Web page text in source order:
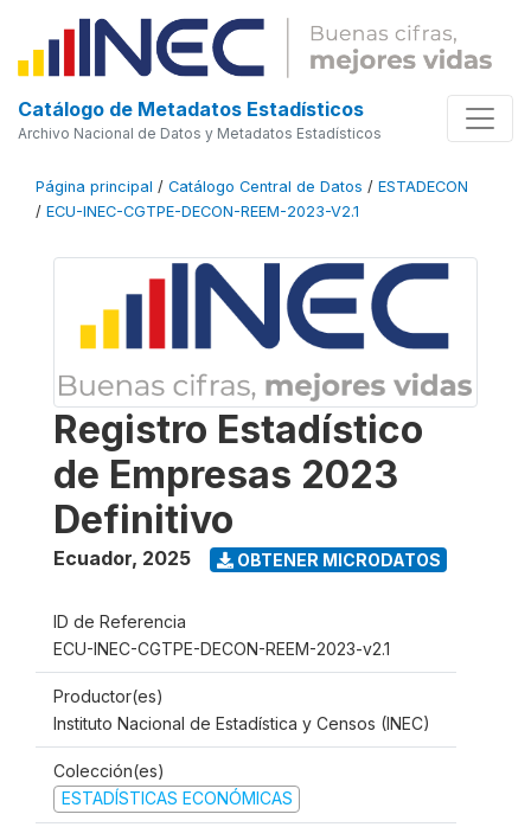
Catálogo de Metadatos Estadísticos
Archivo Nacional de Datos y Metadatos Estadísticos
Página principal / Catálogo Central de Datos / ESTADECON
/ ECU-INEC-CGTPE-DECON-REEM-2023-V2.1
Registro Estadístico
de Empresas 2023
Definitivo
Ecuador, 2025 OBTENER MICRODATOS
ID de Referencia
ECU-INEC-CGTPE-DECON-REEM-2023-v2.1
Productor(es)
Instituto Nacional de Estadística y Censos (INEC)
Colección(es)
ESTADÍSTICAS ECONÓMICAS